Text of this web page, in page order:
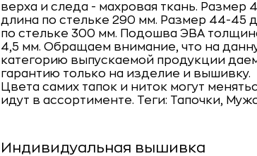
верха и следа - махровая ткань. Размер
длина по стельке 290 мм. Размер 44-45
по стельке 300 мм. Подошва ЭВА
4,5 мм. Обращаем внимание, что на
категорию выпускаемой продукции
гарантию только на изделие и вышивку.
Цвета самих тапок и ниток могут
идут в ассортименте. Теги: Тапочки,
Индивидуальная вышивка